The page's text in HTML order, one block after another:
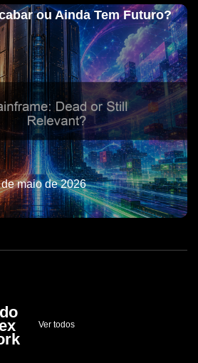
ou Ainda Tem Futuro?
maio de 2026
Ver todos